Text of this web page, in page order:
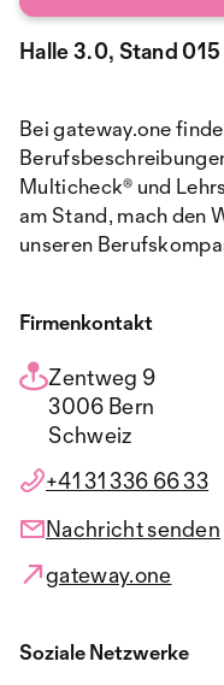
Halle 3.0, Stand 015
Bei gateway.one
Multicheck® und
am Stand, mach den
unseren
Firmenkontakt
Zentweg 9
3006 Bern
Schweiz
+41 31 336 66 33
Nachricht senden
gateway.one
Soziale Netzwerke